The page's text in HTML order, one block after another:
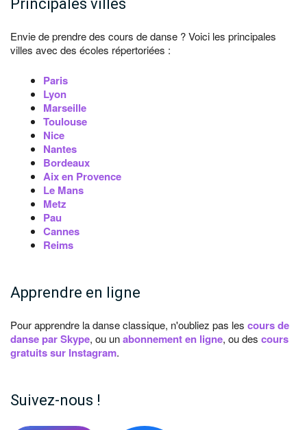
Principales villes
Envie de prendre des cours de danse ? Voici les principales
villes avec des écoles répertoriées :
Paris
Lyon
Marseille
Toulouse
Nice
Nantes
Bordeaux
Aix en Provence
Le Mans
Metz
Pau
Cannes
Reims
Apprendre en ligne
Pour apprendre la danse classique, n'oubliez pas les cours de
danse par Skype, ou unabonnement en ligne, ou des cours
gratuits sur Instagram.
Suivez-nous !